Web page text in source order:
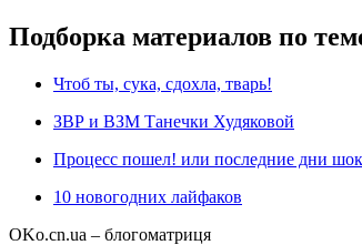
Подборка материалов по
Чтоб ты, сука, сдохла, тварь!
ЗВР и ВЗМ Танечки Худяковой
Процесс пошел! или последние дни
10 новогодних лайфаков
OKo.cn.ua – блогоматриця